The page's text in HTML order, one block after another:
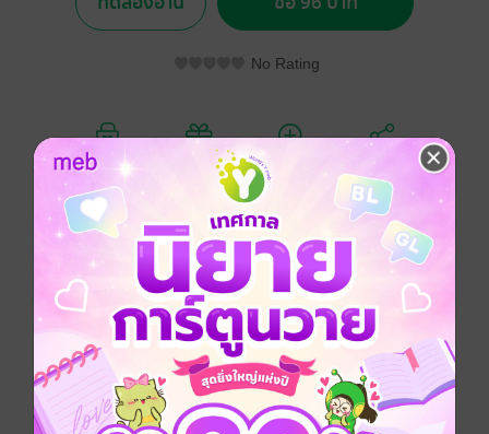
No Rating
อยากได้ ซื้อเป็นของขวัญ แชร์
อร่อยทั่วทิศ ฮิตทุกเมนู ปรุงง่ายด้วยมือคุณ
ดูหนังสือเรื่องอื่นๆ ของเรา ได้ที่
www.pailinbooknet.com
ประเภทไฟล์ pdf
วันที่วางขาย 10 กรกฎาคม 2561